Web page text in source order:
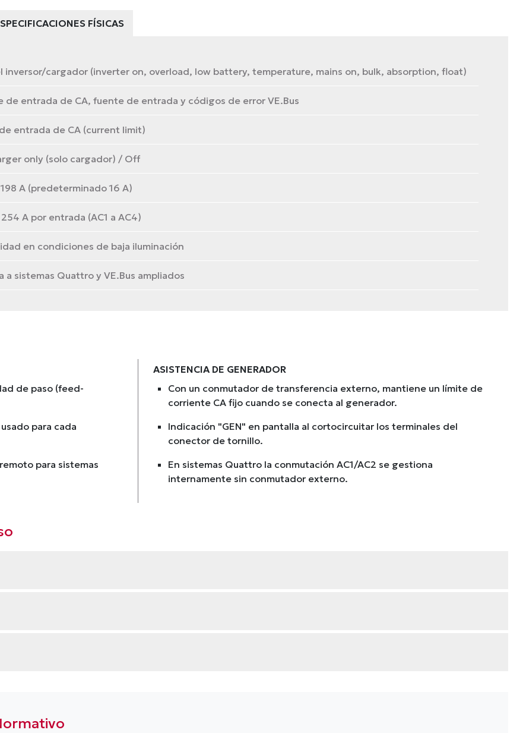
FÍSICAS
inversor/cargador (inverter on, overload, low battery, temperature, mains on, bulk, absorption, float)
entrada de CA, fuente de entrada y códigos de error VE.Bus
entrada de CA (current limit)
only (solo cargador) / Off
A (predeterminado 16 A)
A por entrada (AC1 a AC4)
en condiciones de baja iluminación
sistemas Quattro y VE.Bus ampliados
de paso (feed-
para cada
para sistemas
ASISTENCIA DE GENERADOR
Con un conmutador de transferencia externo, mantiene un límite de
corriente CA fijo cuando se conecta al generador.
Indicación "GEN" en pantalla al cortocircuitar los terminales del
conector de tornillo.
En sistemas Quattro la conmutación AC1/AC2 se gestiona
internamente sin conmutador externo.